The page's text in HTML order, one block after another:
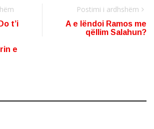
t’i
e
Postimi i ardhshëm
A e lëndoi Ramos me
qëllim Salahun?